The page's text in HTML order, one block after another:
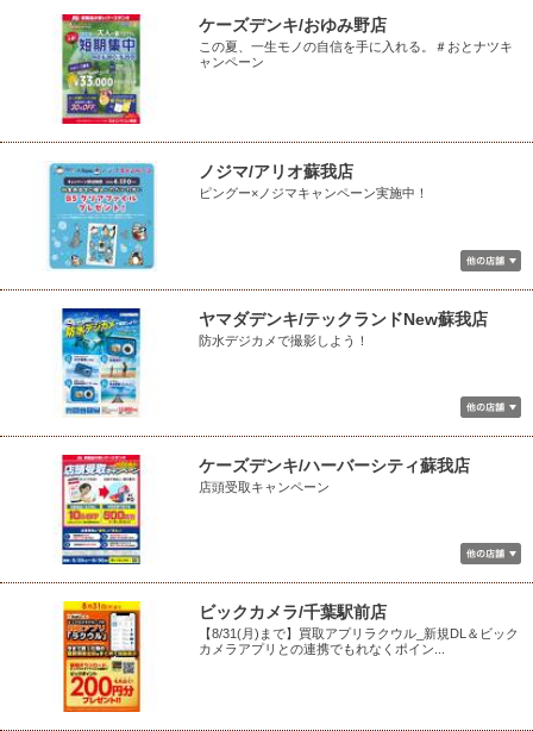
ケーズデンキ/おゆみ野店
この夏、一生モノの自信を手に入れる。＃おとナツキ
ャンペーン
ノジマ/アリオ蘇我店
ピングー×ノジマキャンペーン実施中！
ヤマダデンキ/テックランドNew蘇我店
防水デジカメで撮影しよう！
ケーズデンキ/ハーバーシティ蘇我店
店頭受取キャンペーン
ビックカメラ/千葉駅前店
【8/31(月)まで】買取アプリラクウル_新規DL＆ビック
カメラアプリとの連携でもれなくポイン...